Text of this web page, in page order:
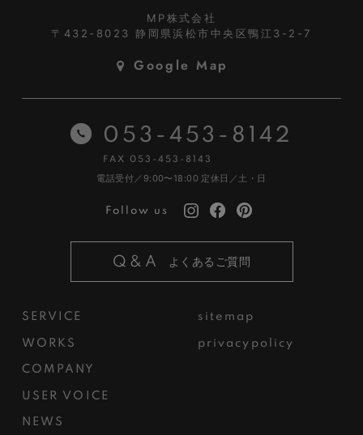
MP株式会社
〒432-8023静岡県浜松市中央区鴨江3-2-7
Google Map
SERVICE
WORKS
COMPANY
USER VOICE
NEWS
sitemap
privacypolicy
053-453-8142
FAX 053-453-8143
電話受付／9:00〜18:00 定休日／土・日
Follow us
Q&A よくあるご質問